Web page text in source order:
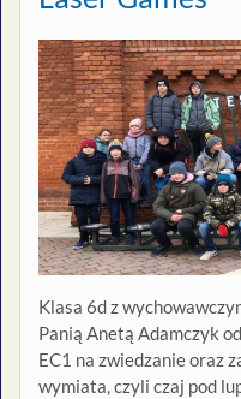
Klasa 6d z
Panią Anetą Adamczyk
EC1 na zwiedzanie oraz
wymiata, czyli czaj pod